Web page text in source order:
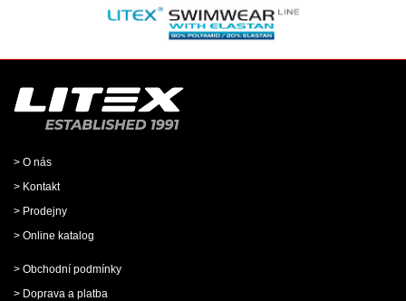
> O nás
> Kontakt
> Prodejny
> Online katalog
> Obchodní podmínky
> Doprava a platba